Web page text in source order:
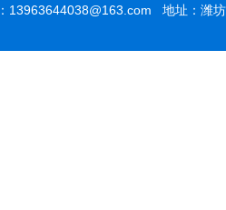
13963644038@163.com 地址：潍